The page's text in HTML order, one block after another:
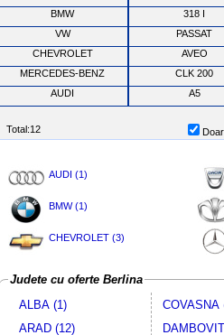
BMW
318 I
VW
PASSAT
CHEVROLET
AVEO
MERCEDES-BENZ
CLK 200
AUDI
A5
Total:12
AUDI (1)
BMW (1)
CHEVROLET (3)
Judete cu oferte Berlina
ALBA (1)
ARAD (12)
COVASNA